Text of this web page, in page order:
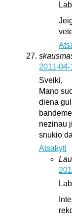
2011-
Sveiki,
Mano
diena
nezinau
snukio
Atsakyti